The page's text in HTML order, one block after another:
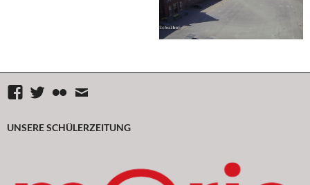
FacebookTwitter
flickr Mail
UNSERE SCHÜLERZEITUNG